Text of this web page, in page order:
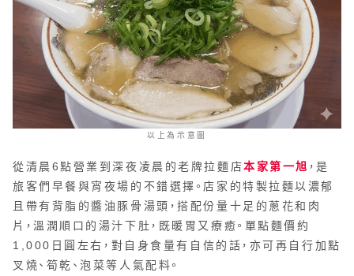
以上為示意圖
從清晨6點營業到深夜凌晨的老牌拉麵店本家第一旭 ，是
旅客們早餐與宵夜場的不錯選擇。店家的特製拉麵以濃郁
且帶有背脂的醬油豚骨湯頭，搭配份量十足的蔥花和肉
片，溫潤順口的湯汁下肚，既暖胃又療癒。單點麵價約
1,000日圓左右，對自身食量有自信的話，亦可再自行加點
叉燒、筍乾、泡菜等人氣配料。